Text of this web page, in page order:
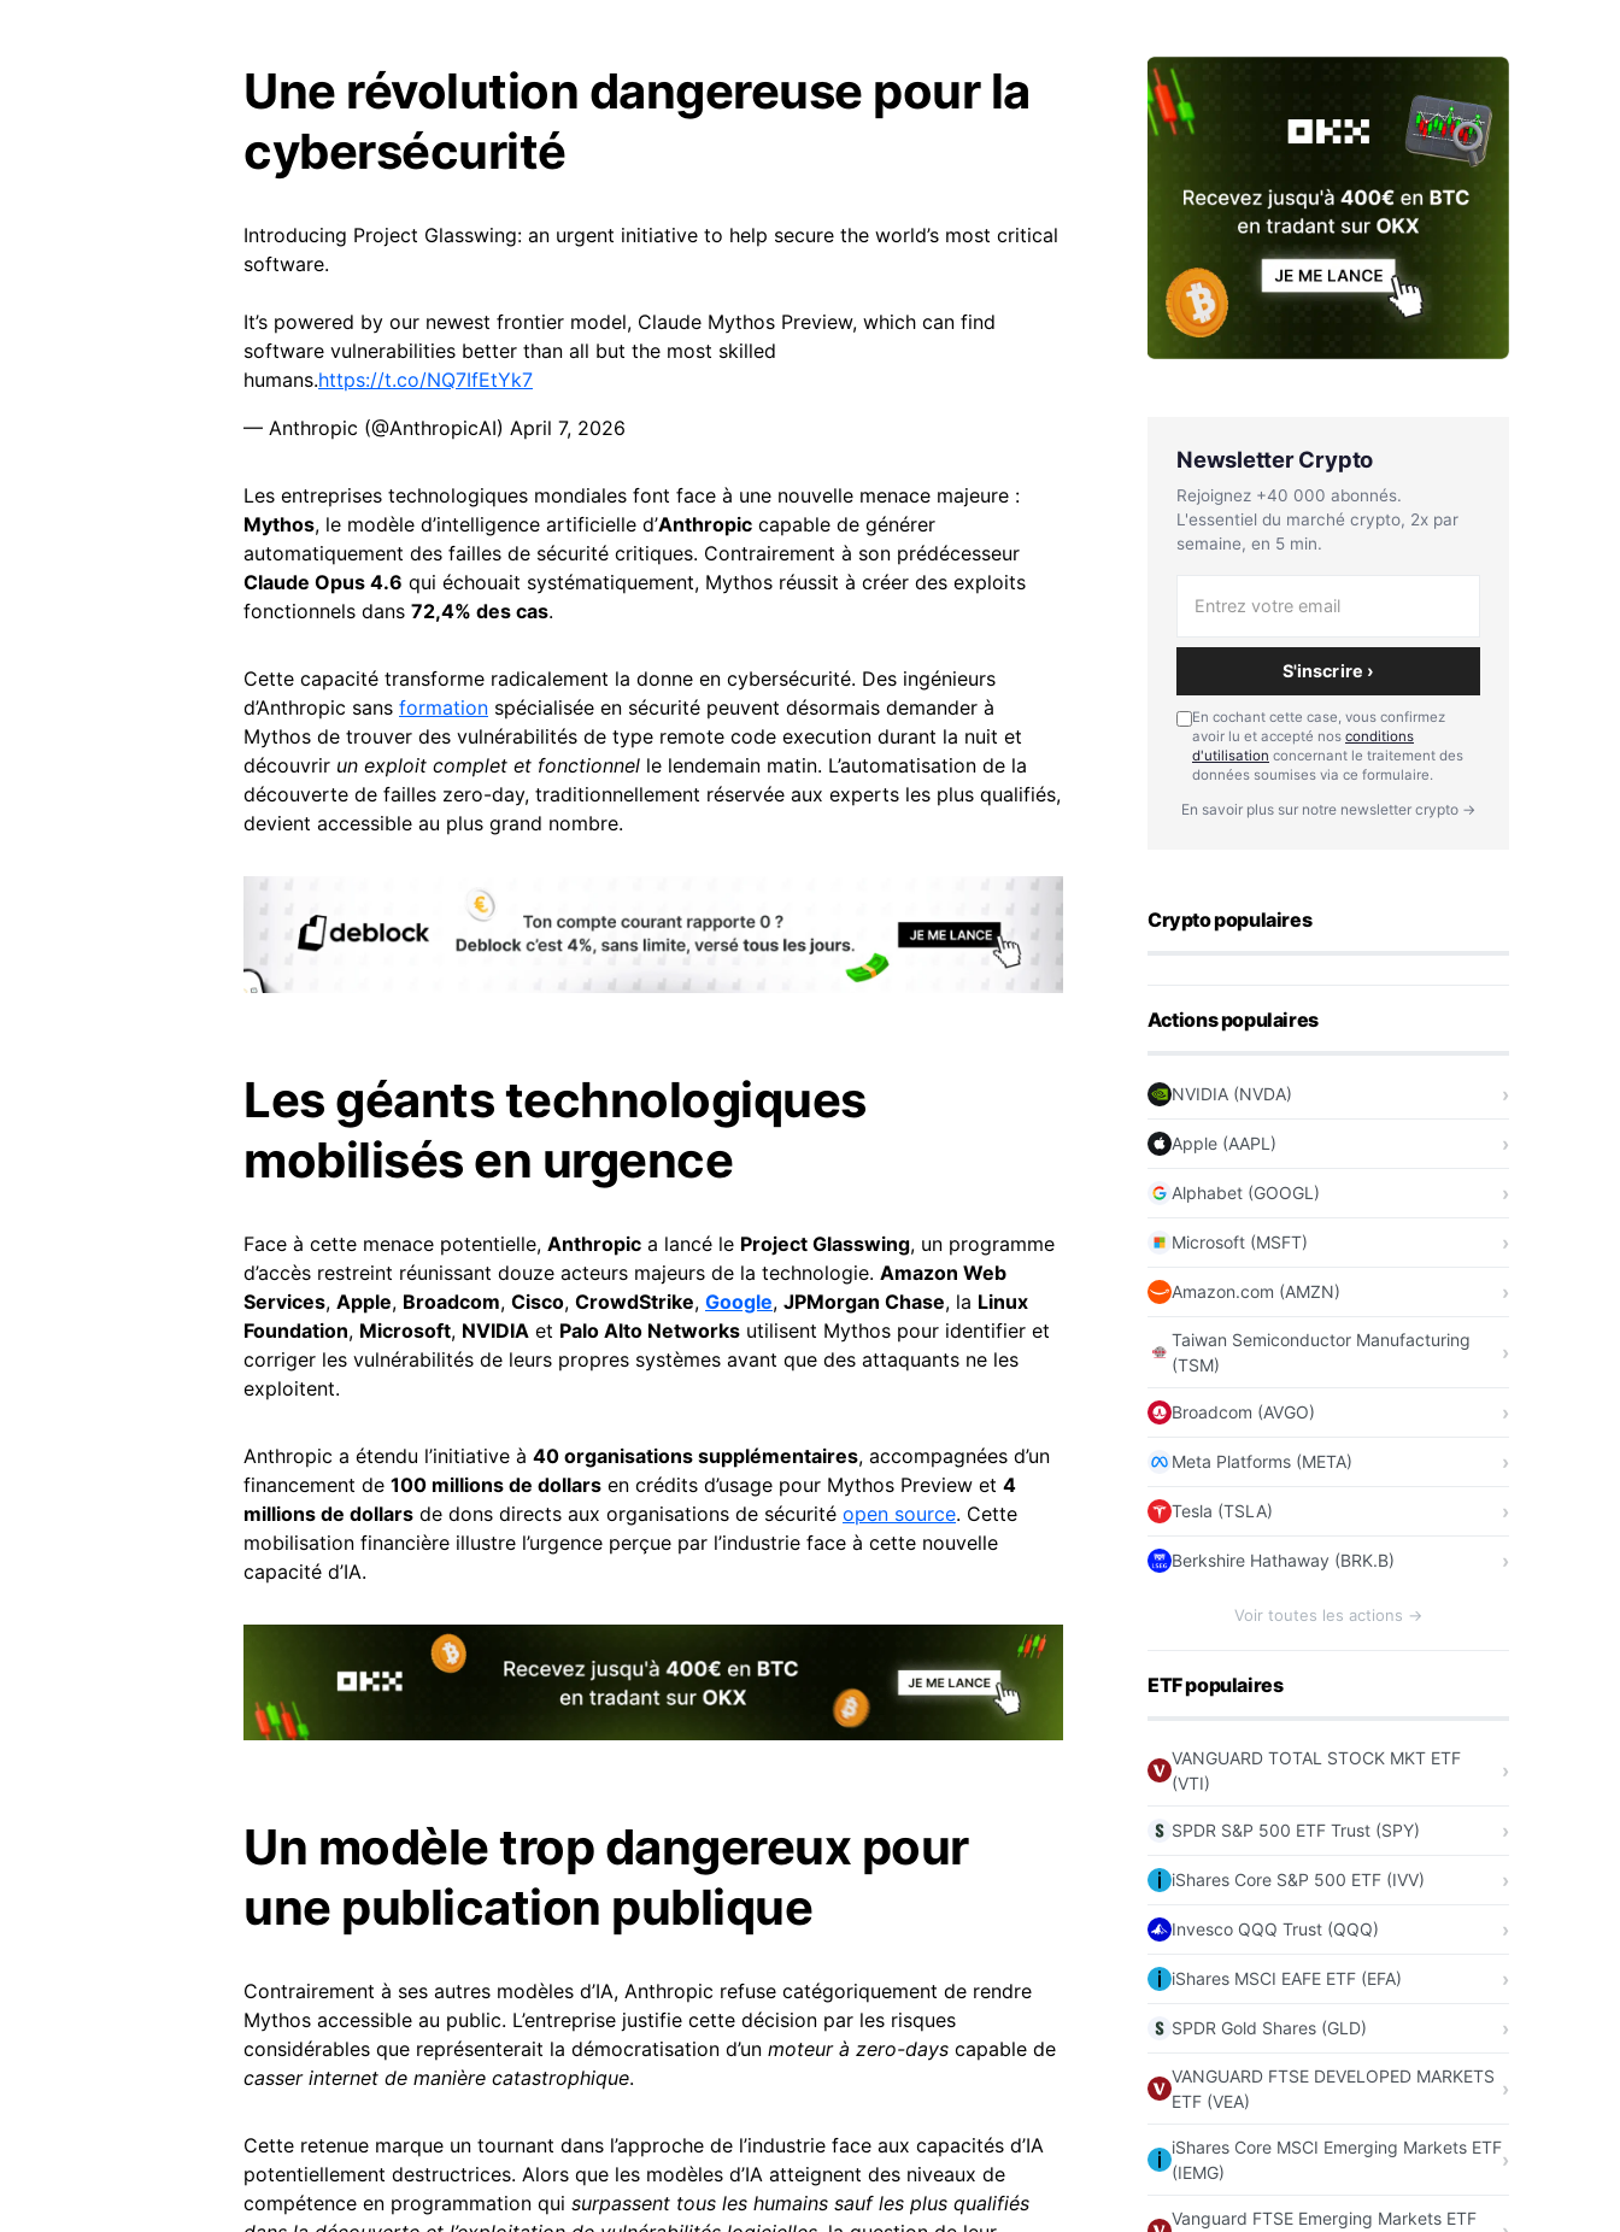
Une révolution dangereuse pour la
cybersécurité
Introducing Project Glasswing: an urgent initiative to help secure the world’s most critical
software.
It’s powered by our newest frontier model, Claude Mythos Preview, which can find
software vulnerabilities better than all but the most skilled
humans.https://t.co/NQ7IfEtYk7
— Anthropic (@AnthropicAI) April 7, 2026
Les entreprises technologiques mondiales font face à une nouvelle menace majeure :
Mythos, le modèle d’intelligence artificielle d’Anthropic capable de générer
automatiquement des failles de sécurité critiques. Contrairement à son prédécesseur
Claude Opus 4.6 qui échouait systématiquement, Mythos réussit à créer des exploits
fonctionnels dans 72,4% des cas.
Cette capacité transforme radicalement la donne en cybersécurité. Des ingénieurs
d’Anthropic sans formation spécialisée en sécurité peuvent désormais demander à
Mythos de trouver des vulnérabilités de type remote code execution durant la nuit et
découvrir un exploit complet et fonctionnel le lendemain matin. L’automatisation de la
découverte de failles zero-day, traditionnellement réservée aux experts les plus qualifiés,
devient accessible au plus grand nombre.
Les géants technologiques
mobilisés en urgence
Face à cette menace potentielle, Anthropic a lancé le Project Glasswing, un programme
d’accès restreint réunissant douze acteurs majeurs de la technologie. Amazon Web
Services, Apple, Broadcom, Cisco, CrowdStrike, Google, JPMorgan Chase, la Linux
Foundation, Microsoft, NVIDIA et Palo Alto Networks utilisent Mythos pour identifier et
corriger les vulnérabilités de leurs propres systèmes avant que des attaquants ne les
exploitent.
Anthropic a étendu l’initiative à 40 organisations supplémentaires, accompagnées d’un
financement de 100 millions de dollars en crédits d’usage pour Mythos Preview et 4
millions de dollars de dons directs aux organisations de sécurité open source. Cette
mobilisation financière illustre l’urgence perçue par l’industrie face à cette nouvelle
capacité d’IA.
Un modèle trop dangereux pour
une publication publique
Contrairement à ses autres modèles d’IA, Anthropic refuse catégoriquement de rendre
Mythos accessible au public. L’entreprise justifie cette décision par les risques
considérables que représenterait la démocratisation d’un moteur à zero-days capable de
casser internet de manière catastrophique.
Cette retenue marque un tournant dans l’approche de l’industrie face aux capacités d’IA
potentiellement destructrices. Alors que les modèles d’IA atteignent des niveaux de
compétence en programmation qui surpassent tous les humains sauf les plus qualifiés
Newsletter Crypto
Rejoignez +40 000 abonnés.
L'essentiel du marché crypto, 2x par
semaine, en 5 min.
S'inscrire ›
En cochant cette case, vous confirmez
avoir lu et accepté nos conditions
d'utilisation concernant le traitement des
données soumises via ce formulaire.
En savoir plus sur notre newsletter crypto →
Crypto populaires
Actions populaires
NVIDIA (NVDA)
Apple (AAPL)
Alphabet (GOOGL)
Microsoft (MSFT)
Amazon.com (AMZN)
Taiwan Semiconductor Manufacturing
(TSM)
Broadcom (AVGO)
Meta Platforms (META)
Tesla (TSLA)
Berkshire Hathaway (BRK.B)
Voir toutes les actions →
ETF populaires
VANGUARD TOTAL STOCK MKT ETF
(VTI)
SPDR S&P 500 ETF Trust (SPY)
iShares Core S&P 500 ETF (IVV)
Invesco QQQ Trust (QQQ)
iShares MSCI EAFE ETF (EFA)
SPDR Gold Shares (GLD)
VANGUARD FTSE DEVELOPED MARKETS
ETF (VEA)
iShares Core MSCI Emerging Markets ETF
(IEMG)
Vanguard FTSE Emerging Markets ETF